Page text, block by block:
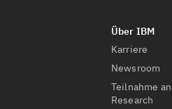
Karriere
Newsroom
Teilnahme
Research